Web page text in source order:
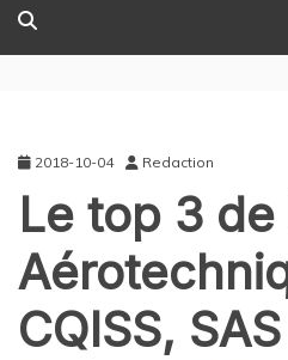
2018-10-04 Redaction
Le top 3 de
CQISS, SAS